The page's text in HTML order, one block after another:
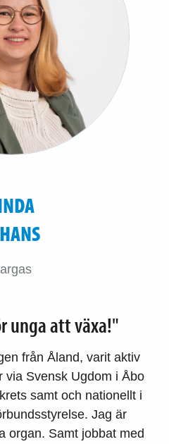
unga att växa!"
från Åland, varit aktiv
via Svensk Ugdom i Åbo
samt och nationellt i
Jag är
organ. Samt jobbat med